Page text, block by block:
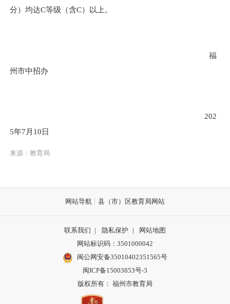
分）均达C等级（含C）以上。
福
州市中招办
202
5年7 月 10日
来源：教育局
网站导航 县（市）区教育局网站
联系我们 | 隐私保护 |
网站地图
网站标识码：3501000042
闽公网安备35010402351565号
闽ICP备15003853号-3
版权所有： 福州市教育局